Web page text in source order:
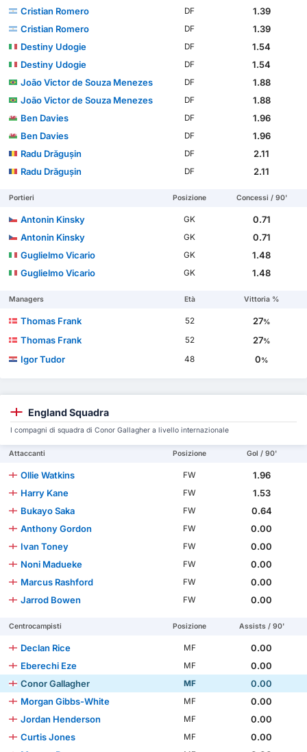
Cristian Romero DF
1.39
Cristian Romero
DF
1.39
Destiny Udogie
DF
1.54
Destiny Udogie
DF
1.54
João Victor de Souza Menezes
DF
1.88
João Victor de Souza Menezes
DF
1.88
Ben Davies
DF
1.96
Ben Davies
DF
1.96
Radu Drăgușin
DF
2.11
Radu Drăgușin
DF 2.11
Portieri Posizione Concessi / 90'
Antonin Kinsky GK
0.71
Antonin Kinsky
GK
0.71
Guglielmo Vicario
GK
1.48
Guglielmo Vicario
GK 1.48
Managers Età Vittoria %
Thomas Frank 52 27%
Thomas Frank 52 27%
Igor Tudor 48 0%
England Squadra
I compagni di squadra di Conor Gallagher a livello internazionale
Attaccanti Posizione Gol / 90'
Ollie Watkins FW
1.96
Harry Kane
FW
1.53
Bukayo Saka
FW
0.64
Anthony Gordon
FW
0.00
Ivan Toney
FW
0.00
Noni Madueke
FW
0.00
Marcus Rashford
FW
0.00
Jarrod Bowen
FW 0.00
Centrocampisti Posizione Assists / 90'
Declan Rice MF
0.00
Eberechi Eze
MF
0.00
Conor Gallagher
MF
0.00
Morgan Gibbs-White
MF
0.00
Jordan Henderson
MF
0.00
Curtis Jones
MF
0.00